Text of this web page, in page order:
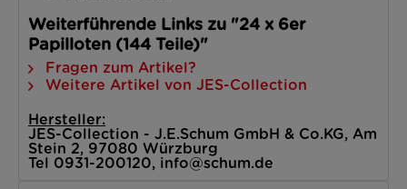
Weiterführende Links zu "24 x 6er
Papilloten (144 Teile)"
Fragen zum Artikel?
Weitere Artikel von JES-Collection
Hersteller:
JES-Collection - J.E.Schum GmbH & Co.KG, Am
Stein 2, 97080 Würzburg
Tel 0931-200120, info@schum.de